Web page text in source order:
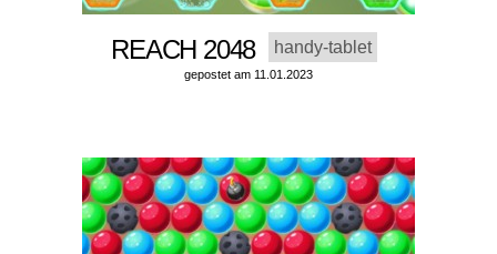
REACH 2048 handy-tablet
gepostet am 11.01.2023